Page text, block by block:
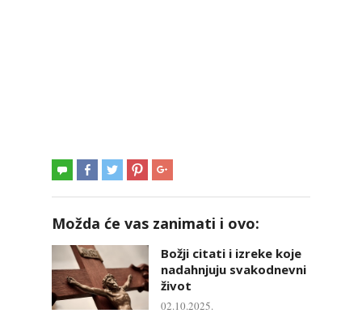
Možda će vas zanimati i ovo:
Božji citati i izreke koje
nadahnjuju svakodnevni
život
02.10.2025.